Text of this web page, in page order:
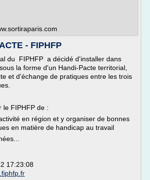
- FIPHFP
du FIPHFP a décidé d'installer dans
la forme d'un Handi-Pacte territorial,
et d'échange de pratiques entre les trois
le FIPHFP de :
en région et y organiser de bonnes
en matière de handicap au travail
17:23:08